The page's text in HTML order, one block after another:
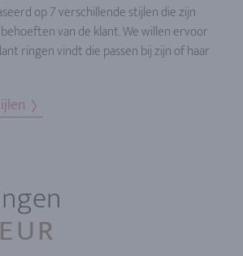
op 7 verschillende stijlen die zijn
van de klant. We willen ervoor
ringen vindt die passen bij zijn of haar